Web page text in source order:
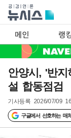
메인 랭
안양시, '반지
설 합동점검
기사등록 2026/07/09
구글에서 선호하는 매